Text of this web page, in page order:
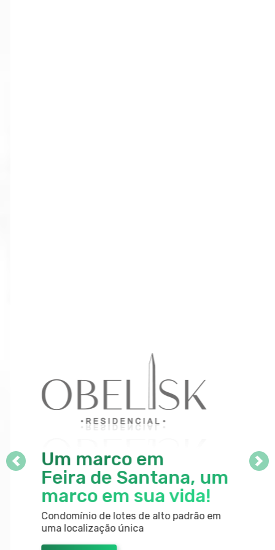
Um marco em
Feira de Santana, um
marco em sua vida!
Condomínio de lotes de alto padrão em
uma localização única
Previous